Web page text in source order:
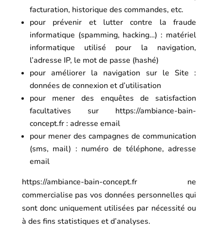
facturation, historique des commandes, etc.
pour prévenir et lutter contre la fraude
informatique (spamming, hacking…) : matériel
informatique utilisé pour la navigation,
l’adresse IP, le mot de passe (hashé)
pour améliorer la navigation sur le Site :
données de connexion et d’utilisation
pour mener des enquêtes de satisfaction
facultatives sur https://ambiance-bain-
concept.fr: adresse email
pour mener des campagnes de communication
(sms, mail) : numéro de téléphone, adresse
email
https://ambiance-bain-concept.frne
commercialise pas vos données personnelles qui
sont donc uniquement utilisées par nécessité ou
à des fins statistiques et d’analyses.